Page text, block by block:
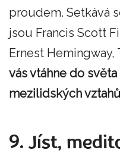
proudem. Setkává
jsou Francis Scott
Ernest Hemingway,
vás vtáhne do
mezilidských
9. Jíst,